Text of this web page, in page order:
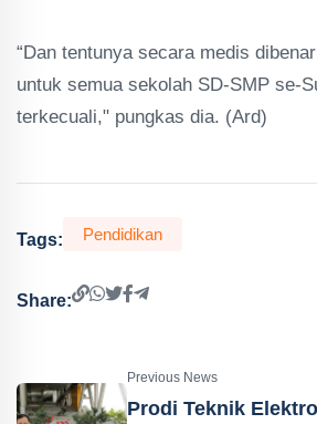
“Dan tentunya secara medis
untuk semua sekolah SD-SMP se-
terkecuali," pungkas dia. (Ard)
Tags: Pendidikan
Share:
Previous News
Prodi Teknik